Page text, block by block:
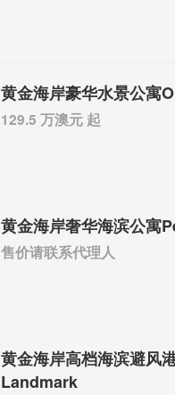
黄金海岸豪华水景公寓
129.5 万澳元 起
黄金海岸奢华海滨公寓
售价请联系代理人
黄金海岸高档海滨避风
Landmark